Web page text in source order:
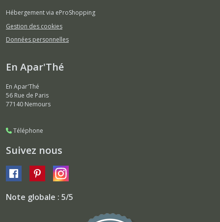
Hébergement via eProShopping
Gestion des cookies
Données personnelles
En Apar'Thé
En Apar'Thé
56 Rue de Paris
77140 Nemours
Téléphone
Suivez nous
Note globale : 5/5